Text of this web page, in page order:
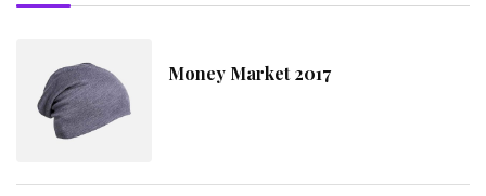
Money Market 2017